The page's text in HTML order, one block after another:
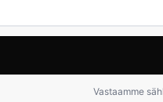
Vastaamme